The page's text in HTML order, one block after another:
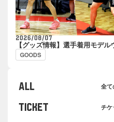
2026/08/07
【グッズ情報】選手着用モデ
GOODS
ALL 全て
TICKET チケ